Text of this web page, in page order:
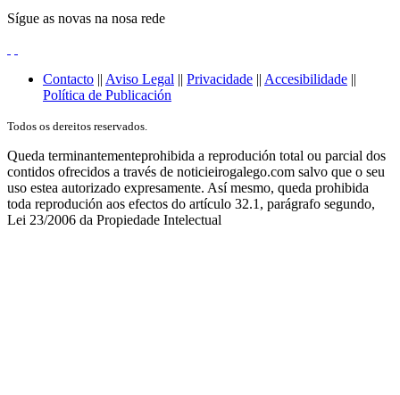
Sígue as novas na nosa rede
Contacto || Aviso Legal || Privacidade || Accesibilidade ||
Política de Publicación
Todos os dereitos reservados.
Queda terminantementeprohibida a reprodución total ou parcial dos
contidos ofrecidos a través de noticieirogalego.com salvo que o seu
uso estea autorizado expresamente. Así mesmo, queda prohibida
toda reprodución aos efectos do artículo 32.1, parágrafo segundo,
Lei 23/2006 da Propiedade Intelectual